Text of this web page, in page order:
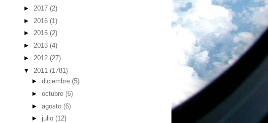
► 2017 (2)
► 2016 (1)
► 2015 (2)
► 2013 (4)
► 2012 (27)
▼ 2011 (1781)
► diciembre (5)
► octubre (6)
► agosto (6)
► julio (12)